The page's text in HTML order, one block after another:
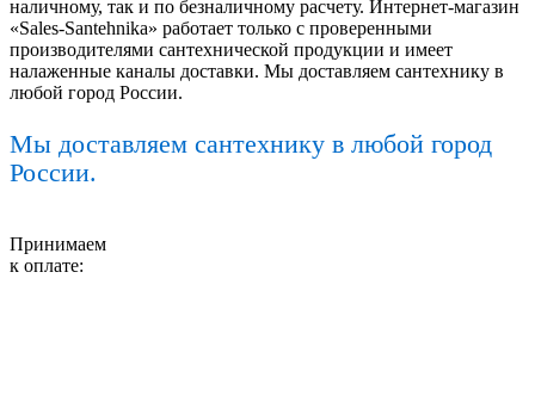
наличному, так и по безналичному расчету. Интернет-магазин
«Sales-Santehnika» работает только с проверенными
производителями сантехнической продукции и имеет
налаженные каналы доставки. Мы доставляем сантехнику в
любой город России.
Мы доставляем сантехнику в любой город
России.
Принимаем
к оплате: